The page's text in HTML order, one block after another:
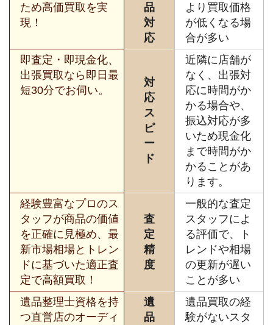
ため高価買取を実
現！
品
対
応
より買取価格
が低くなる場
合が多い
即査定・即現金化、
出張買取なら即日最
短30分でお伺い。
対
応
ス
ピ
ー
ド
近隣に店舗が
なく、出張対
応に時間がか
かる場合や、
振込対応が多
いため現金化
まで時間がか
かることがあ
ります。
経験豊富なプロのス
タッフが商品の価値
を正確に見極め、最
新市場相場とトレン
ドに基づいた適正査
定で高額買取！
査
定
精
度
一般的な査定
スタッフによ
る評価で、ト
レンドや相場
の更新が遅い
ことが多い
遺品整理士資格を持
つ直営店のオーディ
遺
品
遺品買取の経
験がないスタ